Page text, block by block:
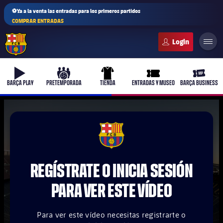
⚽Ya a la venta las entradas para los primeros partidos
COMPRAR ENTRADAS
b-play
BARÇA PLAY
culers-ball
PRETEMPORADA
uniform
TIENDA
ticket-full
ENTRADAS Y MUSEO
ticket-
BARÇA BUSINESS
plusicon
plusicon
más
FCB Barcelona badge
REGÍSTRATE O INICIA SESIÓN
PARA VER ESTE VÍDEO
Para ver este vídeo necesitas registrarte o